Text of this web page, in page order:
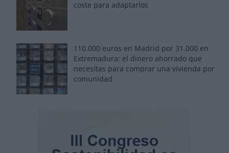
coste para adaptarlos
110.000 euros en Madrid por 31.000 en
Extremadura: el dinero ahorrado que
necesitas para comprar una vivienda por
comunidad